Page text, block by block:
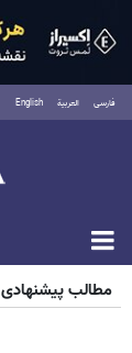
فارسی العربية English
مطالب پیشنهادی